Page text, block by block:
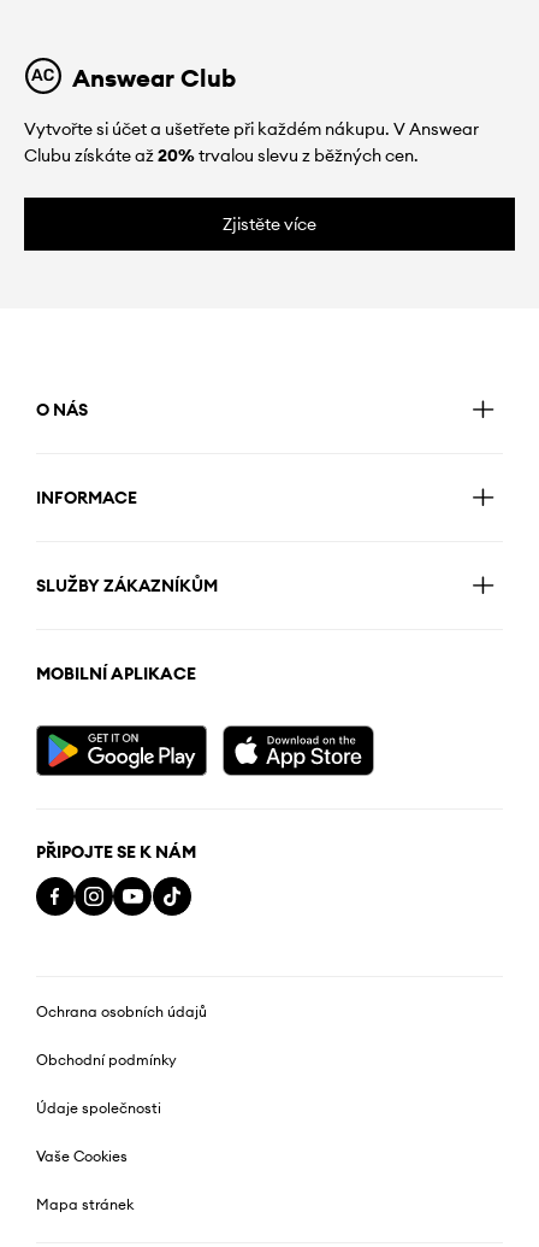
Answear Club
Vytvořte si účet a ušetřete při každém nákupu. V Answear
Clubu získáte až20%trvalou slevu z běžných cen.
Zjistěte více
O NÁS
INFORMACE
SLUŽBY ZÁKAZNÍKŮM
MOBILNÍ APLIKACE
PŘIPOJTE SE K NÁM
Ochrana osobních údajů
Obchodní podmínky
Údaje společnosti
Vaše Cookies
Mapa stránek